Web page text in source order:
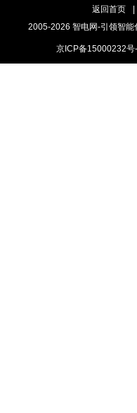
返回首页
2005-2026 智电网-引领智
京ICP备15000232号